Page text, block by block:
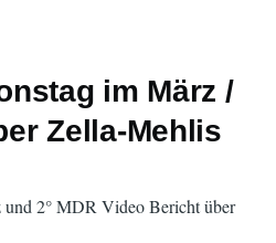
im März /
Zella-Mehlis
2° MDR Video Bericht über